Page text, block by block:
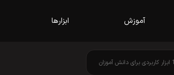
آموزش ابزارها